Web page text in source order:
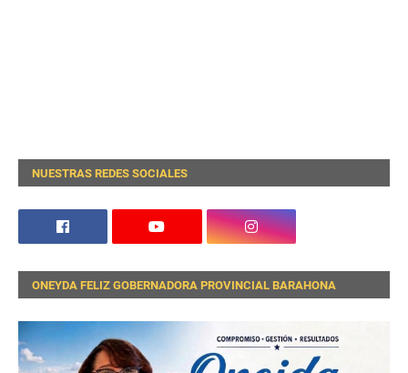
NUESTRAS REDES SOCIALES
ONEYDA FELIZ GOBERNADORA PROVINCIAL BARAHONA